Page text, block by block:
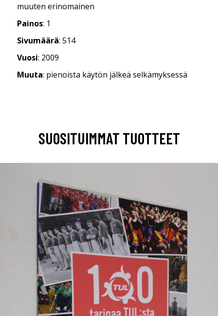
muuten erinomainen
Painos: 1
Sivumäärä: 514
Vuosi: 2009
Muuta: pienoista käytön jälkeä selkämyksessä
SUOSITUIMMAT TUOTTEET